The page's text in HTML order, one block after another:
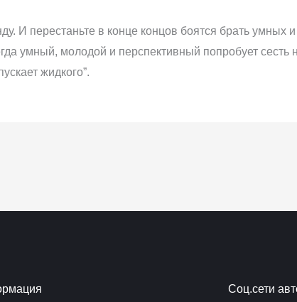
И перестаньте в конце концов боятся брать умных
умный, молодой и перспективный попробует сесть
жидкого”.
Соц.сети